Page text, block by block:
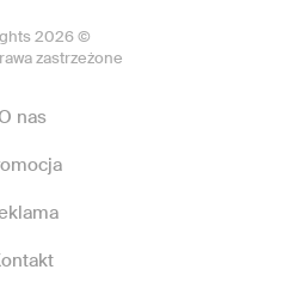
2026 ©
zastrzeżone
nas